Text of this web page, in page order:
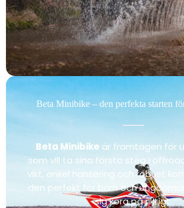
Beta Minibike – den perfekta starten
Beta Minibikeär framtagen för
som vill ta sina första steg i
vikt, enkel hantering och robust
den perfekt för barn och ungdomar
sig köra på riktigt.